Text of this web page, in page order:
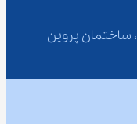
تهران، میدان عطار، خیابان عطار، پلاک 26، ساختمان پروین